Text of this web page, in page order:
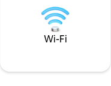
Wi-Fi